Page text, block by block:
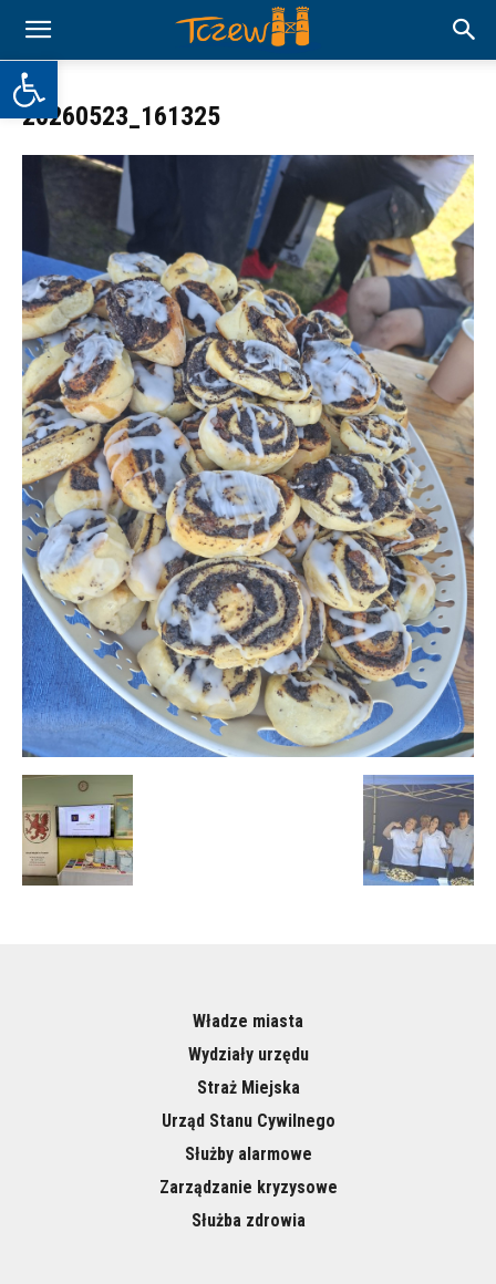
Otwórz pasek narzędzi
20260523_161325
Władze miasta
Wydziały urzędu
Straż Miejska
Urząd Stanu Cywilnego
Służby alarmowe
Zarządzanie kryzysowe
Służba zdrowia